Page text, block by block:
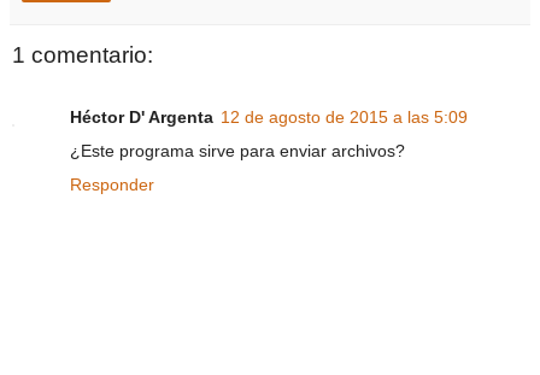
1 comentario:
Héctor D' Argenta 12 de agosto de 2015 a las 5:09
¿Este programa sirve para enviar archivos?
Responder